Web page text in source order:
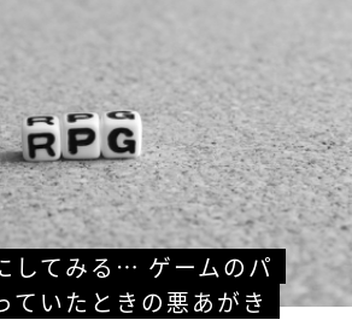
してみる… ゲームのパ
ていたときの悪あがき